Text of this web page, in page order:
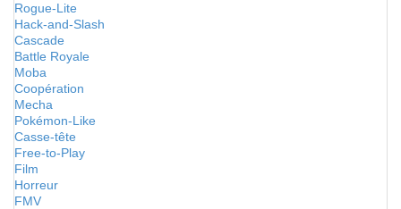
Rogue-Lite
Hack-and-Slash
Cascade
Battle Royale
Moba
Coopération
Mecha
Pokémon-Like
Casse-tête
Free-to-Play
Film
Horreur
FMV